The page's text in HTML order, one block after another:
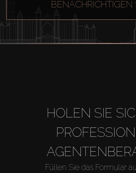
BENACHRICHTIGEN
HOLEN SIE
Füllen Sie das Formular